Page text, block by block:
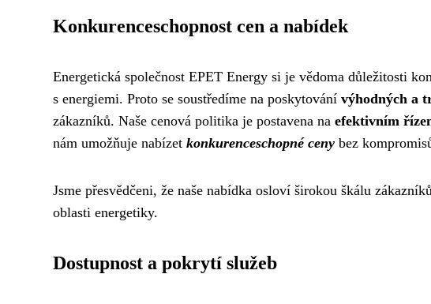
Konkurenceschopnost cen a nabídek
Energetická společnost EPET Energy si je vědoma důležitosti
s energiemi. Proto se soustředíme na poskytování výhodných a
zákazníků. Naše cenová politika je postavena na efektivním
nám umožňuje nabízet konkurenceschopné ceny bez
Jsme přesvědčeni, že naše nabídka osloví širokou škálu
oblasti energetiky.
Dostupnost a pokrytí služeb